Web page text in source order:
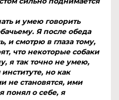
и умею говорить
Я после обеда
и смотрю в глаза тому,
что некоторые собаки
я так точно не умею,
но как
не становятся, ими
понял о себе, я